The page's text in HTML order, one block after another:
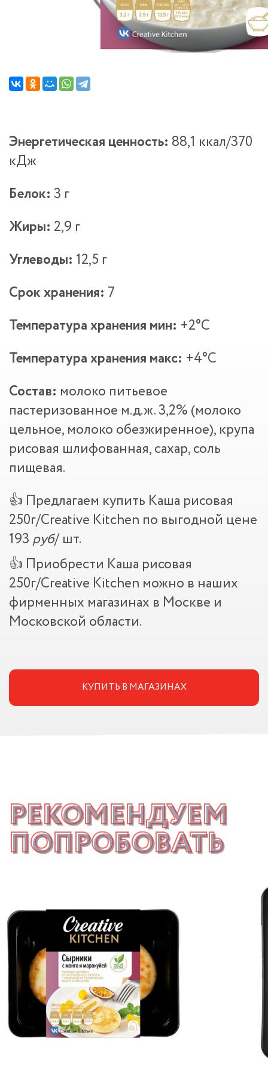
Энергетическая ценность: 88,1 ккал/370
кДж
Белок: 3 г
Жиры: 2,9 г
Углеводы: 12,5 г
Срок хранения: 7
Температура хранения мин: +2°С
Температура хранения макс: +4°С
Состав: молоко питьевое
пастеризованное м.д.ж. 3,2% (молоко
цельное, молоко обезжиренное), крупа
рисовая шлифованная, сахар, соль
пищевая.
👍 Предлагаем купить Каша рисовая
250г/Creative Kitchen по выгодной цене
193 руб/ шт.
👍 Приобрести Каша рисовая
250г/Creative Kitchen можно в наших
фирменных магазинах в Москве и
Московской области.
КУПИТЬ В МАГАЗИНАХ
РЕКОМЕНДУЕМ
ПОПРОБОВАТЬ